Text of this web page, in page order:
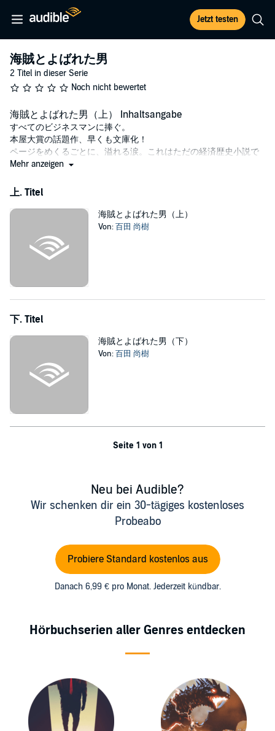
Jetzt testen
海賊とよばれた男
2 Titel in dieser Serie
Noch nicht bewertet
海賊とよばれた男（上） Inhaltsangabe
すべてのビジネスマンに捧ぐ。
本屋大賞の話題作、早くも文庫化！
ページをめくるごとに、溢れる涙。これはただの経済歴史小説で
はない。
ち上がる。男の名は国岡鐡造。出勤簿もなく、定年もない、異端
産の殆どを失い、借金を負いつつも、店員の一人も馘首せず、再
起を図る。石油を武器に世界との新たな戦いが始まる。
石油は庶民の暮らしに明かりを灯し、国すらも動かす。
「第二の敗戦」を目前に、日本人の強さと誇りを示した男。
Mehr anzeigen
上. Titel
海賊とよばれた男（上）
Von:百田 尚樹
下. Titel
海賊とよばれた男（下）
Von:百田 尚樹
Seite 1 von 1
Neu bei Audible?
Wir schenken dir ein 30-tägiges kostenloses
Probeabo
Probiere Standard kostenlos aus
Danach 6,99 € pro Monat. Jederzeit kündbar.
Hörbuchserien aller Genres entdecken